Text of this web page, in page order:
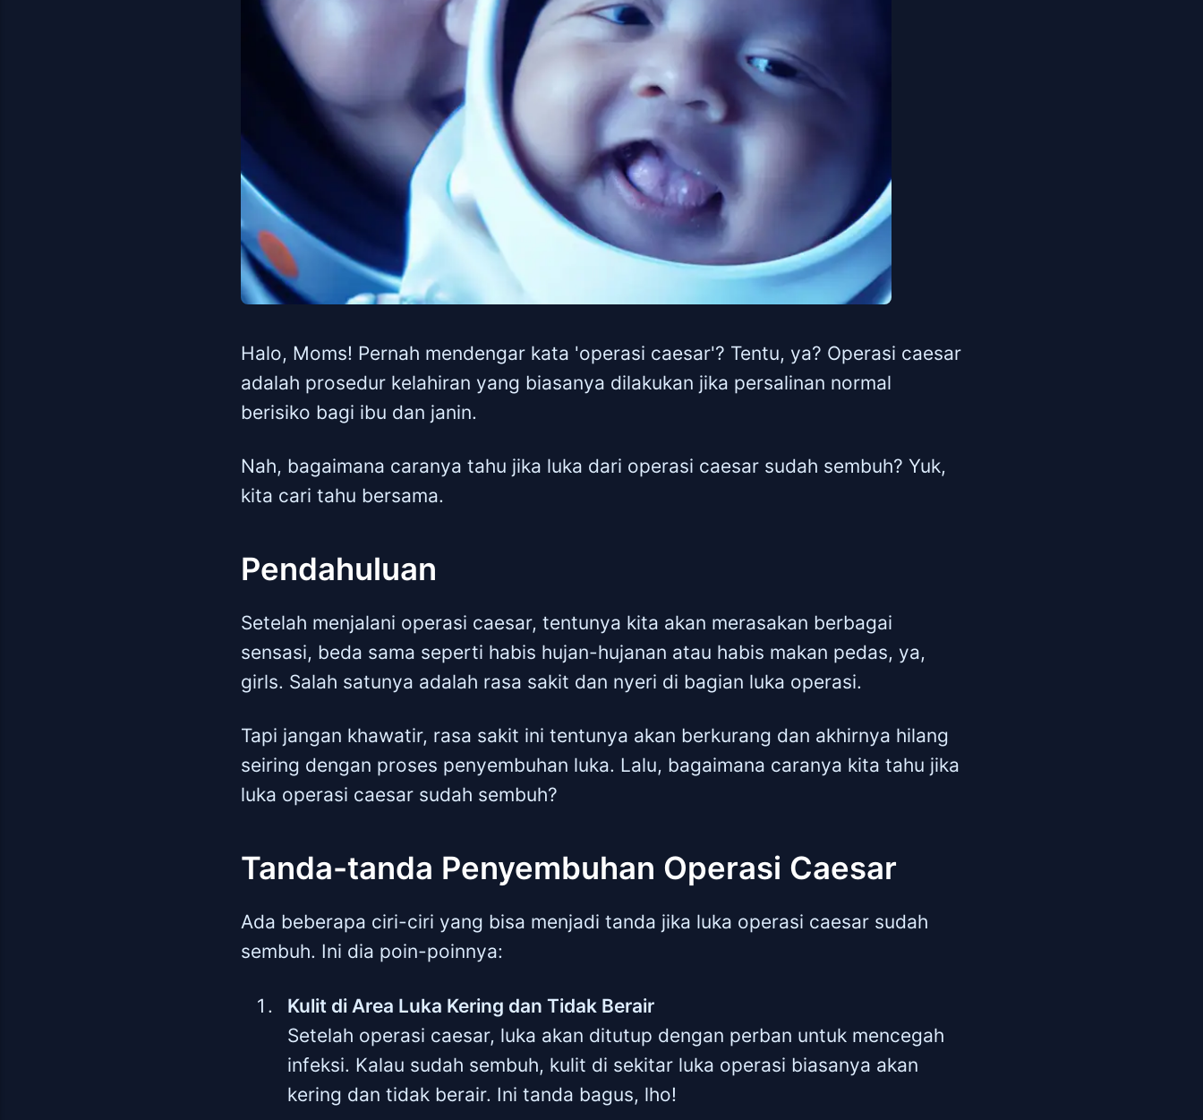
Halo, Moms! Pernah mendengar kata 'operasi caesar'? Tentu, ya? Operasi caesar
adalah prosedur kelahiran yang biasanya dilakukan jika persalinan normal
berisiko bagi ibu dan janin.
Nah, bagaimana caranya tahu jika luka dari operasi caesar sudah sembuh? Yuk,
kita cari tahu bersama.
Pendahuluan
Setelah menjalani operasi caesar, tentunya kita akan merasakan berbagai
sensasi, beda sama seperti habis hujan-hujanan atau habis makan pedas, ya,
girls. Salah satunya adalah rasa sakit dan nyeri di bagian luka operasi.
Tapi jangan khawatir, rasa sakit ini tentunya akan berkurang dan akhirnya hilang
seiring dengan proses penyembuhan luka. Lalu, bagaimana caranya kita tahu jika
luka operasi caesar sudah sembuh?
Tanda-tanda Penyembuhan Operasi Caesar
Ada beberapa ciri-ciri yang bisa menjadi tanda jika luka operasi caesar sudah
sembuh. Ini dia poin-poinnya:
Kulit di Area Luka Kering dan Tidak Berair
Setelah operasi caesar, luka akan ditutup dengan perban untuk mencegah
infeksi. Kalau sudah sembuh, kulit di sekitar luka operasi biasanya akan
kering dan tidak berair. Ini tanda bagus, lho!